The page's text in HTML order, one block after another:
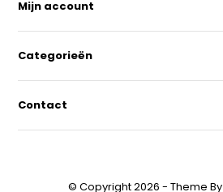
Mijn account
Categorieën
Contact
© Copyright 2026 - Theme By